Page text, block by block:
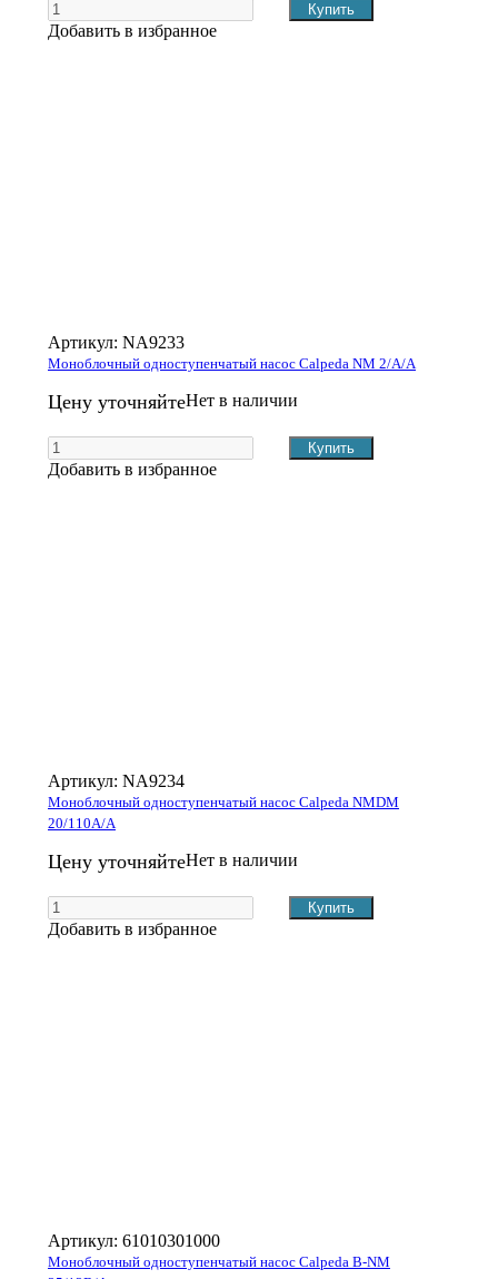
Добавить в избранное
Артикул: NA9233
Моноблочный одноступенчатый насос Calpeda NM 2/A/A
Цену уточняйтеНет в наличии
Добавить в избранное
Артикул: NA9234
Моноблочный одноступенчатый насос Calpeda NMDM
20/110A/A
Цену уточняйтеНет в наличии
Добавить в избранное
Артикул: 61010301000
Моноблочный одноступенчатый насос Calpeda B-NM